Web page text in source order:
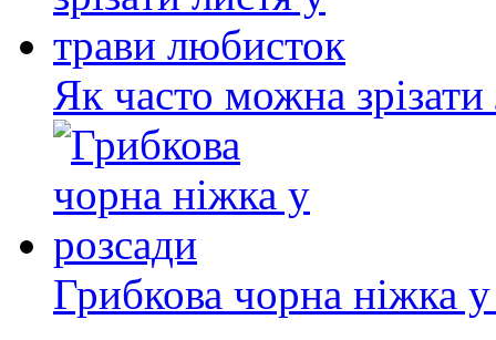
Як часто можна
Грибкова чорна ніжка